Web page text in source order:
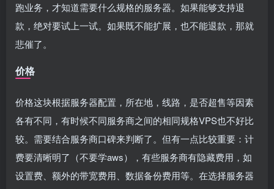
跑业务，才知道需要什么规格的服务器。如果能够支持退
款，绝对要试上一试。如果既不能扩展，也不能退款，那就
悲催了。
价格
价格这块根据服务器配置，所在地，线路，是否超售等因素
各有不同，有时候不同服务商之间的相同规格VPS也不好比
较。需要结合服务商口碑来判断了。但有一点比较重要：计
费要清晰明了（不要学aws），有些服务商有隐藏费用，如
设置费、额外的带宽费用、数据备份费用等。在选择服务器